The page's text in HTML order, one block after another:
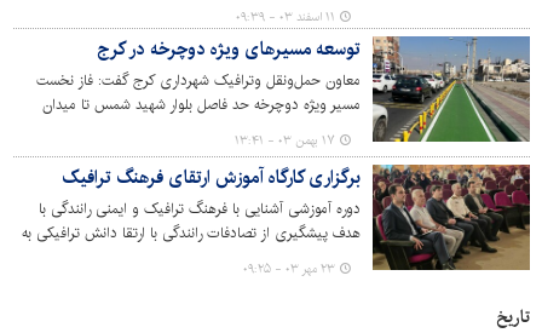
اضطراری (UPS) تجهیز شده است.
۱۱ اسفند ۰۳ - ۰۹:۳۹
توسعه مسیرهای ویژه دوچرخه در کرج
معاون حمل‌ونقل وترافیک شهرداری کرج گفت: فاز نخست
مسیر ویژه دوچرخه حد فاصل بلوار شهید شمس تا میدان
جمهوری اسلامی درآینده نزدیک به بهره برداری می‌رسد.
۱۷ بهمن ۰۳ - ۱۳:۴۱
برگزاری کارگاه آموزش ارتقای فرهنگ ترافیک
دوره آموزشی آشنایی با فرهنگ ترافیک و ایمنی رانندگی با
هدف پیشگیری از تصادفات رانندگی با ارتقا دانش ترافیکی به
همت اداره کل مطالعات و بررسی ترافیک شهری و با همکاری
اداره آموزش شهرداری کرج برگزار شد.
۲۳ مهر ۰۳ - ۰۹:۲۵
تاریخ